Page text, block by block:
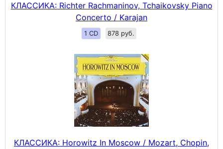
КЛАССИКА: Richter Rachmaninov, Tchaikovsky Piano
Concerto / Karajan
1 CD 878 руб.
КЛАССИКА: Horowitz In Moscow / Mozart, Chopin,